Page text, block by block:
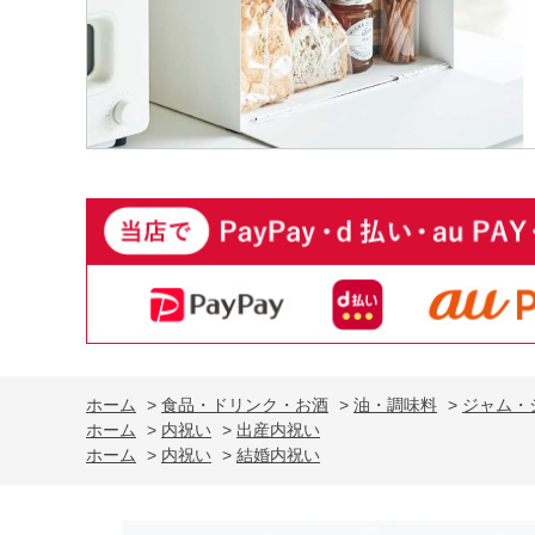
ホーム > 食品・ドリンク・お酒 > 油・調味料 > ジャム・
ホーム
> 内祝い > 出産内祝い
ホーム
> 内祝い > 結婚内祝い